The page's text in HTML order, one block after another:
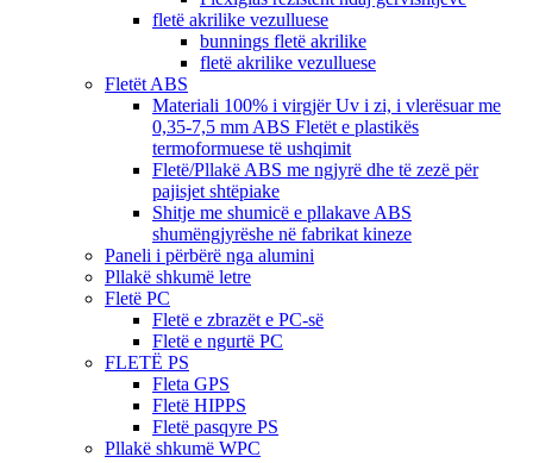
fletë akrilike vezulluese
bunnings fletë akrilike
fletë akrilike vezulluese
Fletët ABS
Materiali 100% i virgjër Uv i zi, i vlerësuar me
0,35-7,5 mm ABS Fletët e plastikës
termoformuese të ushqimit
Fletë/Pllakë ABS me ngjyrë dhe të zezë për
pajisjet shtëpiake
Shitje me shumicë e pllakave ABS
shumëngjyrëshe në fabrikat kineze
Paneli i përbërë nga alumini
Pllakë shkumë letre
Fletë PC
Fletë e zbrazët e PC-së
Fletë e ngurtë PC
FLETË PS
Fleta GPS
Fletë HIPPS
Fletë pasqyre PS
Pllakë shkumë WPC